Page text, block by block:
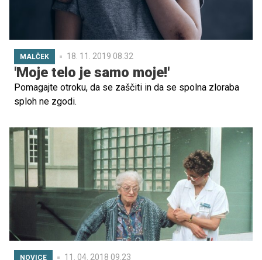
MALČEK 18. 11. 2019 08.32
'Moje telo je samo moje!'
Pomagajte otroku, da se zaščiti in da se spolna zloraba
sploh ne zgodi.
NOVICE 11. 04. 2018 09.23